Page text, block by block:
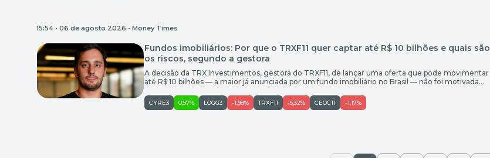
15:54 • 06 de agosto 2026 • Money Times
Fundos imobiliários: Por que o TRXF11 quer captar até R$ 10 bilhões e quais são
os riscos, segundo a gestora
A decisão da TRX Investimentos, gestora do TRXF11, de lançar uma oferta que pode movimentar
até R$ 10 bilhões — a maior já anunciada por um fundo imobiliário no Brasil — não foi motivada
objetivo é aproveitar um momento considerado […]
CYRE3 0,97% LOGG3 -1,98% TRXF11 -5,32% CEOC11 -1,17%